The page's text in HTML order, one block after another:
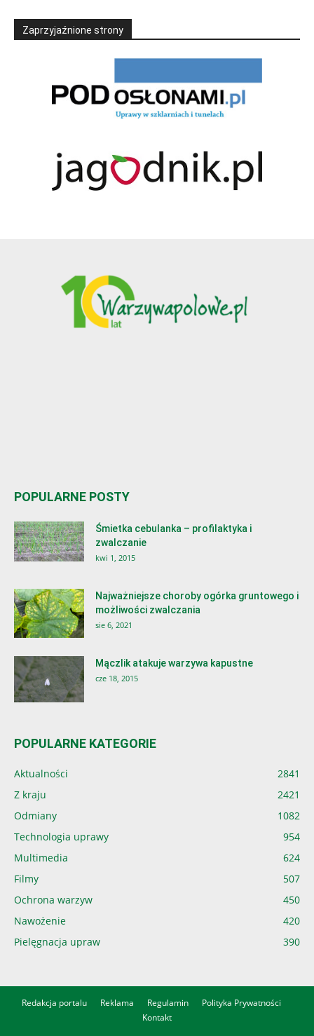
Zaprzyjaźnione strony
POPULARNE POSTY
Śmietka cebulanka – profilaktyka i
zwalczanie
kwi 1, 2015
Najważniejsze choroby ogórka gruntowego i
możliwości zwalczania
sie 6, 2021
Mączlik atakuje warzywa kapustne
cze 18, 2015
POPULARNE KATEGORIE
Aktualności
2841
Z kraju
2421
Odmiany
1082
Technologia uprawy
954
Multimedia
624
Filmy
507
Ochrona warzyw
450
Nawożenie
420
Pielęgnacja upraw
390
Redakcja portalu Reklama Regulamin
Polityka Prywatności
Kontakt